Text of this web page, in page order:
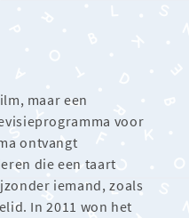
maar een
voor
ontvangt
die een taart
iemand, zoals
In 2011 won het